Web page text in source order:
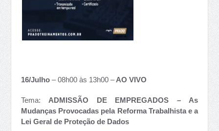
16/Julho– 08h00 às 13h00 –AO VIVO
Tema: ADMISSÃO DE EMPREGADOS – As
Mudanças Provocadas pela Reforma Trabalhista e a
Lei Geral de Proteção de Dados